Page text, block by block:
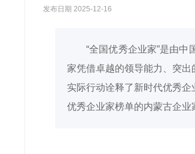
发布日期 2025-12-16
“全国优秀企业家”是由
家凭借卓越的领导能力、突
实际行动诠释了新时代优秀
优秀企业家榜单的内蒙古企业